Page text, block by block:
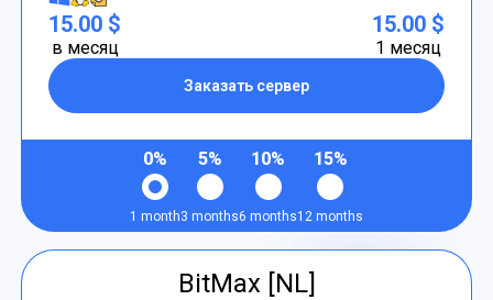
15.00 $
в месяц
Заказать сервер
15.00 $
1 месяц
0%
1 month
5%
3 months
10%
6 months
15%
12 months
BitMax [NL]